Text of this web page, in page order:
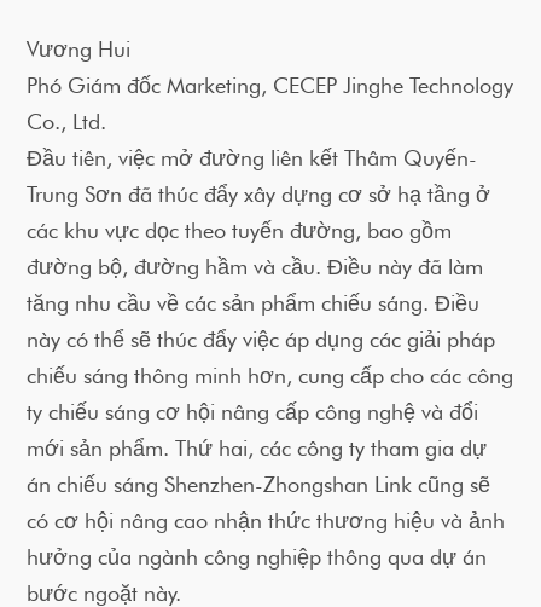
Vương Hui
Phó Giám đốc Marketing, CECEP Jinghe Technology
Co., Ltd.
Đầu tiên, việc mở đường liên kết Thâm Quyến-
Trung Sơn đã thúc đẩy xây dựng cơ sở hạ tầng ở
các khu vực dọc theo tuyến đường, bao gồm
đường bộ, đường hầm và cầu. Điều này đã làm
tăng nhu cầu về các sản phẩm chiếu sáng. Điều
này có thể sẽ thúc đẩy việc áp dụng các giải pháp
chiếu sáng thông minh hơn, cung cấp cho các công
ty chiếu sáng cơ hội nâng cấp công nghệ và đổi
mới sản phẩm. Thứ hai, các công ty tham gia dự
án chiếu sáng Shenzhen-Zhongshan Link cũng sẽ
có cơ hội nâng cao nhận thức thương hiệu và ảnh
hưởng của ngành công nghiệp thông qua dự án
bước ngoặt này.